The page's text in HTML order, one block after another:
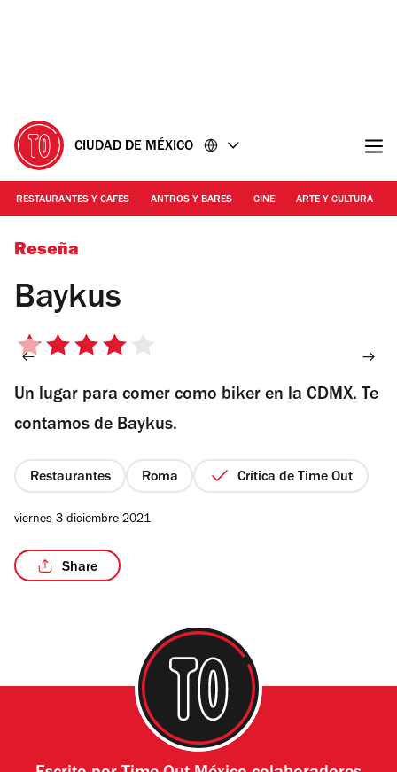
CIUDAD DE MÉXICO
RESTAURANTES Y CAFES ANTROS Y BARES CINE ARTE Y CULTURA
Foto: Cortesía Baykus
Reseña
Baykus
4
5
estrellas
Un lugar para comer como biker en la CDMX. Te
contamos de Baykus.
Restaurantes Roma Crítica de Time Out
viernes 3 diciembre 2021
Share